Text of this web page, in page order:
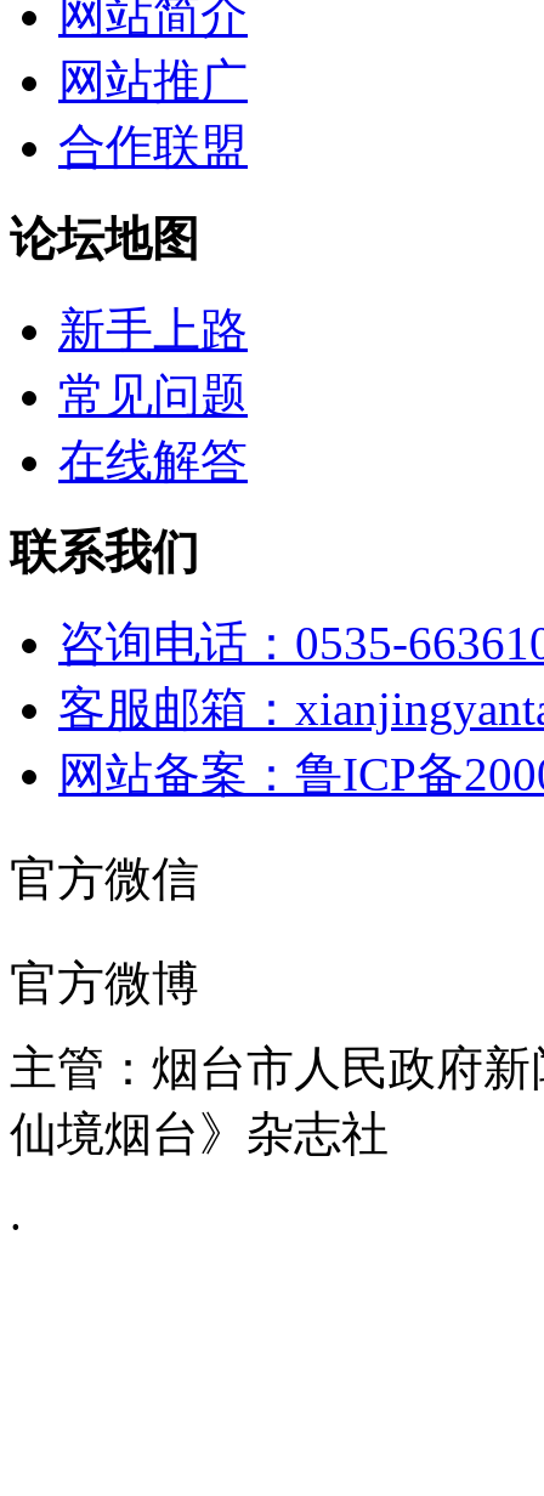
网站简介
网站推广
合作联盟
论坛地图
新手上路
常见问题
在线解答
联系我们
咨询电话：0535-
客服邮箱：
网站备案：鲁ICP备
官方微信
官方微博
主管：烟台市人民政府
仙境烟台》杂志社
.